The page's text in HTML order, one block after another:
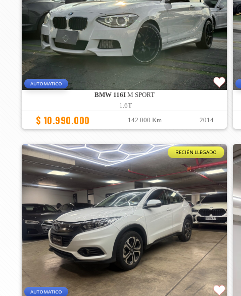
AUTOMATICO
BMW 116IM SPORT
1.6T
$ 10.990.000 142.000 Km 2014
RECIÉN LLEGADO
AUTOMATICO